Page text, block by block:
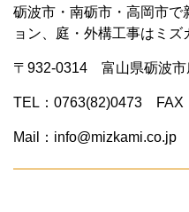
砺波市・南砺市・高岡市で
ョン、庭・外構工事はミ
〒932-0314 富山県砺波市
TEL：0763(82)0473 FAX
Mail：info@mizkami.co.jp